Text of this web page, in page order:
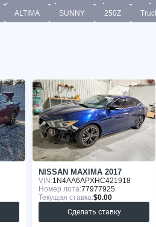
ALTIMA SUNNY 250Z
NISSAN MAXIMA 2017
VIN:1N4AA6APXHC421918
Номер лота:77977925
Текущая ставка:$0.00
Сделать ставку